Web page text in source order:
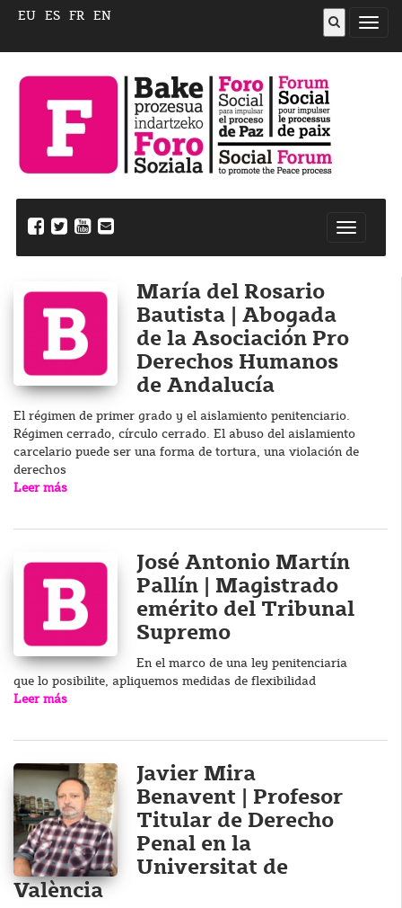
Abrir
EU ES FR EN
María del Rosario
Bautista | Abogada
de la Asociación Pro
Derechos Humanos
de Andalucía
El régimen de primer grado y el aislamiento penitenciario.
Régimen cerrado, círculo cerrado. El abuso del aislamiento
carcelario puede ser una forma de tortura, una violación de
derechos
Leer más
José Antonio Martín
Pallín | Magistrado
emérito del Tribunal
Supremo
En el marco de una ley penitenciaria
que lo posibilite, apliquemos medidas de flexibilidad
Leer más
Javier Mira
Benavent | Profesor
Titular de Derecho
Penal en la
Universitat de
València